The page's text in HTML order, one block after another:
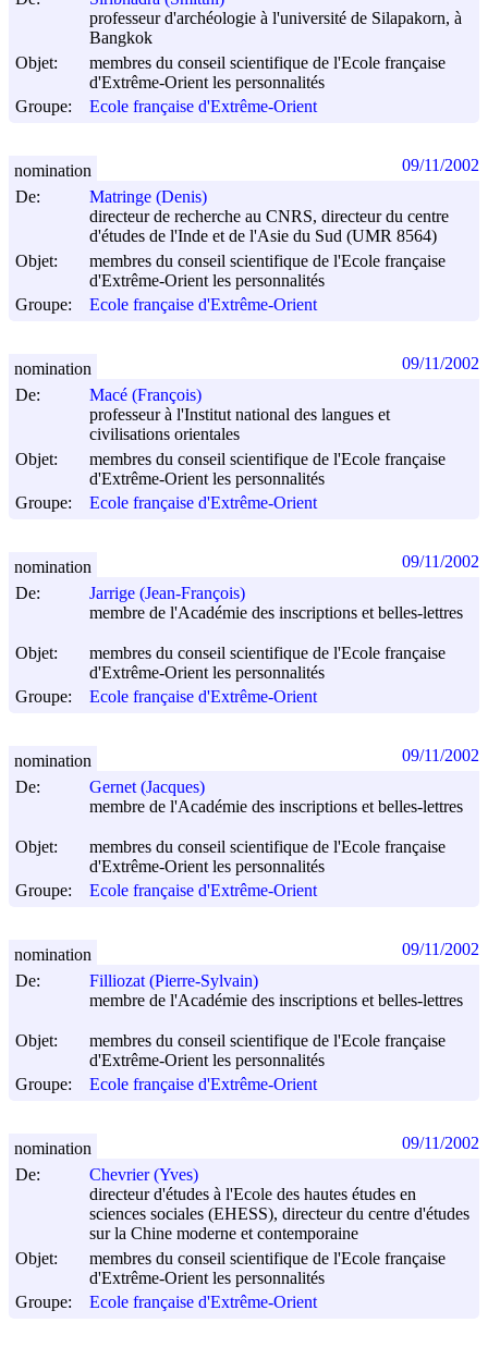
professeur d'archéologie à l'université de Silapakorn, à
Bangkok
Objet:
membres du conseil scientifique de l'Ecole française
d'Extrême-Orient les personnalités
Groupe:
Ecole française d'Extrême-Orient
De:
Matringe (Denis)
directeur de recherche au CNRS, directeur du centre
d'études de l'Inde et de l'Asie du Sud (UMR 8564)
Objet:
membres du conseil scientifique de l'Ecole française
d'Extrême-Orient les personnalités
Groupe:
Ecole française d'Extrême-Orient
nomination 09/11/2002
De:
Macé (François)
professeur à l'Institut national des langues et
civilisations orientales
Objet:
membres du conseil scientifique de l'Ecole française
d'Extrême-Orient les personnalités
Groupe:
Ecole française d'Extrême-Orient
nomination 09/11/2002
De:
Jarrige (Jean-François)
membre de l'Académie des inscriptions et belles-lettres
Objet:
membres du conseil scientifique de l'Ecole française
d'Extrême-Orient les personnalités
Groupe:
Ecole française d'Extrême-Orient
nomination 09/11/2002
De:
Gernet (Jacques)
membre de l'Académie des inscriptions et belles-lettres
Objet:
membres du conseil scientifique de l'Ecole française
d'Extrême-Orient les personnalités
Groupe:
Ecole française d'Extrême-Orient
nomination 09/11/2002
De:
Filliozat (Pierre-Sylvain)
membre de l'Académie des inscriptions et belles-lettres
Objet:
membres du conseil scientifique de l'Ecole française
d'Extrême-Orient les personnalités
Groupe:
Ecole française d'Extrême-Orient
nomination 09/11/2002
De:
Chevrier (Yves)
directeur d'études à l'Ecole des hautes études en
sciences sociales (EHESS), directeur du centre d'études
sur la Chine moderne et contemporaine
Objet:
membres du conseil scientifique de l'Ecole française
d'Extrême-Orient les personnalités
Groupe:
Ecole française d'Extrême-Orient
nomination 09/11/2002